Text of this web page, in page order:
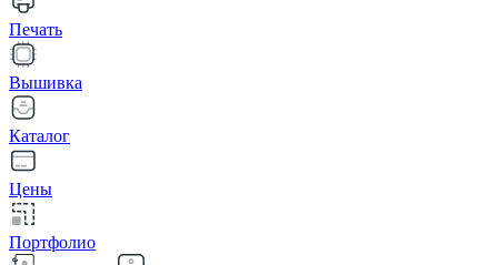
Печать
Вышивка
Каталог
Цены
Портфолио